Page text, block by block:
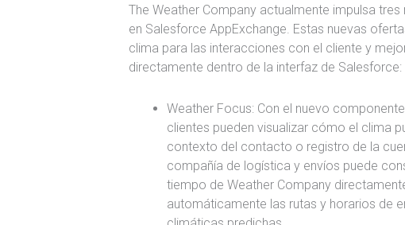
The Weather Company actualmente impulsa
en Salesforce AppExchange. Estas nuevas
clima para las interacciones con el cliente y
directamente dentro de la interfaz de Salesforce:
Weather Focus: Con el nuevo
clientes pueden visualizar cómo el clima
contexto del contacto o registro de la
compañía de logística y envíos puede
tiempo de Weather Company
automáticamente las rutas y horarios de